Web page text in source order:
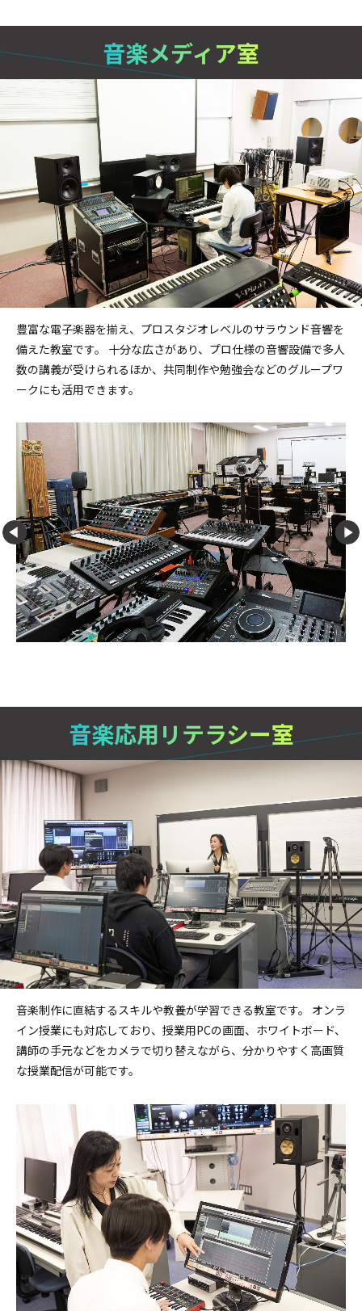
音楽メディア室
豊富な電子楽器を揃え、プロスタジオレベルのサラウンド音響を
備えた教室です。
十分な広さがあり、プロ仕様の音響設備で多人
数の講義が受けられるほか、共同制作や勉強会などのグループワ
ークにも活用できます。
音楽応用リテラシー室
音楽制作に直結するスキルや教養が学習できる教室です。
オンラ
イン授業にも対応しており、授業用PCの画面、ホワイトボード、
講師の手元などをカメラで切り替えながら、分かりやすく高画質
な授業配信が可能です。